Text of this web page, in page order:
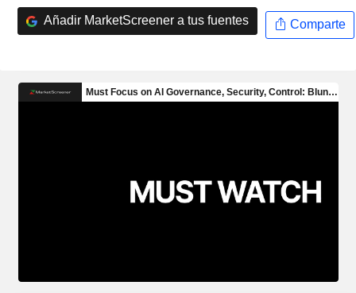
Añadir MarketScreener a tus fuentes Comparte